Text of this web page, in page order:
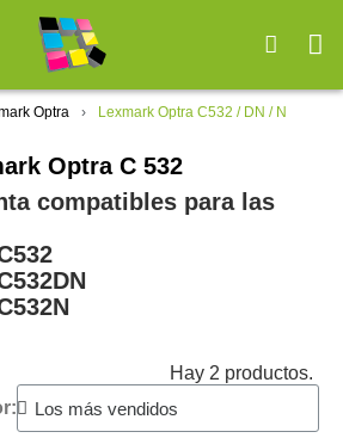
Optra Lexmark Optra C532 / DN / N
Optra C 532
compatibles para las
Hay 2 productos.